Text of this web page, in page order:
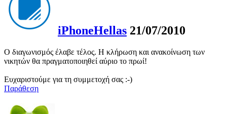
iPhoneHellas 21/07/2010
Ο διαγωνισμός έλαβε τέλος. Η κλήρωση και ανακοίνωση των
νικητών θα πραγματοποιηθεί αύριο το πρωί!
Ευχαριστούμε για τη συμμετοχή σας :-)
Παράθεση